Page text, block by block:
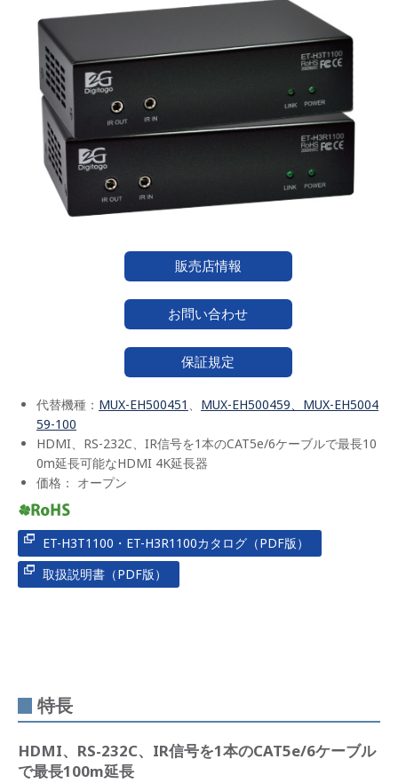
販売店情報
お問い合わせ
保証規定
代替機種： MUX-EH500451 、 MUX-EH500459、MUX-EH5004
59-100
HDMI、RS-232C、IR信号を1本のCAT5e/6ケーブルで最長10
0m延長可能なHDMI 4K延長器
価格： オープン
ET-H3T1100・ET-H3R1100カタログ（PDF版）
取扱説明書（PDF版）
特長
HDMI、RS-232C、IR信号を1本のCAT5e/6ケーブル
で最長100m延長